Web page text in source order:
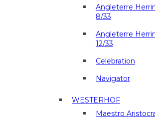
Angleterre
8/33
Angleterre
12/33
Celebration
Navigator
WESTERHOF
Maestro